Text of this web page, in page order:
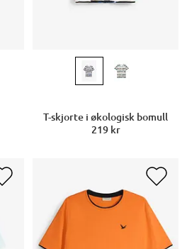
T-skjorte i økologisk bomull
219 kr